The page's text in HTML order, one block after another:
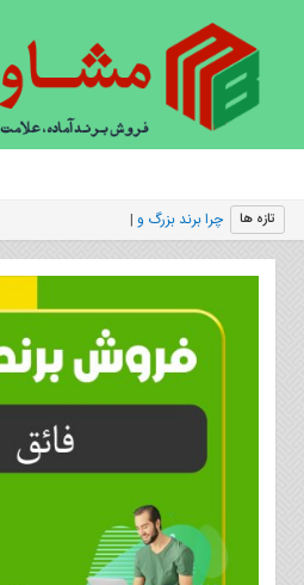
تازه ها چرا برند بزرگ و معروف آمازون را مشتر